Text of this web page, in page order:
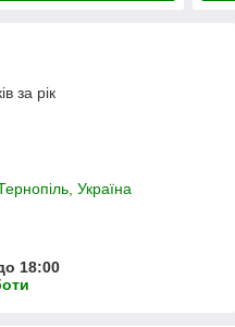
за рік
Україна
18:00